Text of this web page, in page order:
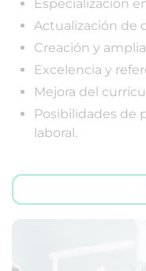
Especialización
Actualización de
Creación y
Excelencia y
Mejora del
Posibilidades de
laboral.